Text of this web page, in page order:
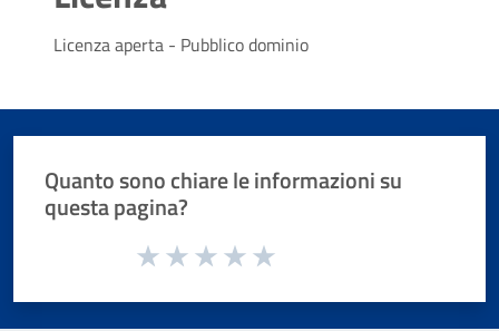
Licenza aperta - Pubblico dominio
Quanto sono chiare le informazioni su
questa pagina?
Valuta da 1 a 5 stelle la pagina